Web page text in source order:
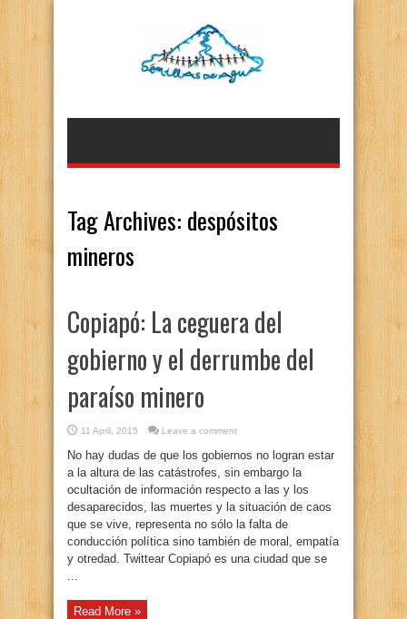
Tag Archives: despósitos
mineros
Copiapó: La ceguera del
gobierno y el derrumbe del
paraíso minero
11 April, 2015 Leave a comment
No hay dudas de que los gobiernos no logran estar
a la altura de las catástrofes, sin embargo la
ocultación de información respecto a las y los
desaparecidos, las muertes y la situación de caos
que se vive, representa no sólo la falta de
conducción política sino también de moral, empatía
y otredad. Twittear Copiapó es una ciudad que se
...
Read More »